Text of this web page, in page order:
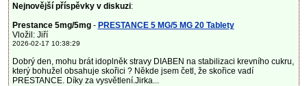
Nejnovější příspěvky v diskuzi:
Prestance 5mg/5mg- PRESTANCE 5 MG/5 MG 20 Tablety
Vložil: Jiří
2026-02-17 10:38:29
Dobrý den, mohu brát idoplněk stravy DIABEN na stabilizaci krevního cukru,
který bohužel obsahuje skořici ? Někde jsem četl, že skořice vadí
PRESTANCE. Díky za vysvětlení.Jirka...